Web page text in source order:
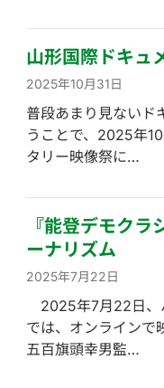
山形国際ドキュ
2025年10月31日
普段あまり見ないド
うことで、2025年
タリー映像祭に…
『能登デモク
ーナリズム
2025年7月22日
2025年7月22日、
では、オンラインで
五百旗頭幸男監…